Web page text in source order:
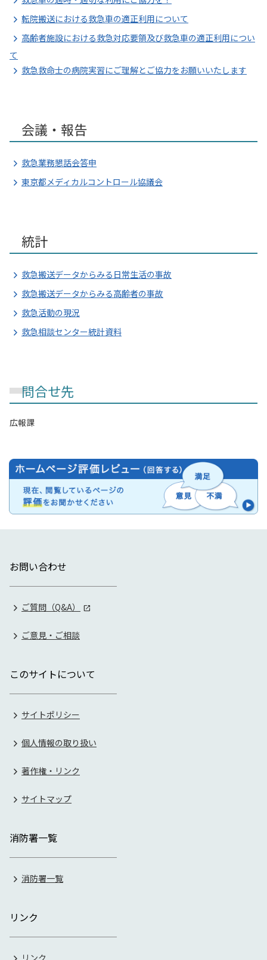
転院搬送における救急車の適正利用について
高齢者施設における救急対応要領及び救急車の適正利用につい
て
救急救命士の病院実習にご理解とご協力をお願いいたします
会議・報告
救急業務懇話会答申
東京都メディカルコントロール協議会
統計
救急搬送データからみる日常生活の事故
救急搬送データからみる高齢者の事故
救急活動の現況
救急相談センター統計資料
問合せ先
広報課
お問い合わせ
ご質問（Q&A）
ご意見・ご相談
このサイトについて
サイトポリシー
個人情報の取り扱い
著作権・リンク
サイトマップ
消防署一覧
消防署一覧
リンク